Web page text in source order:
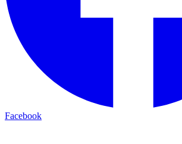
Facebook